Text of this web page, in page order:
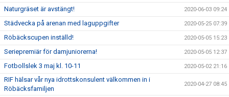
Naturgräset är avstängt! 2020-06-03 09:24
Städvecka på arenan med laguppgifter 2020-05-25 07:39
Röbäckscupen inställd! 2020-05-05 15:23
Seriepremiär för damjuniorerna! 2020-05-05 12:37
Fotbollslek 3 maj kl. 10-11 2020-05-02 21:16
RIF hälsar vår nya idrottskonsulent välkommen in i
Röbäcksfamiljen
2020-04-27 08:45